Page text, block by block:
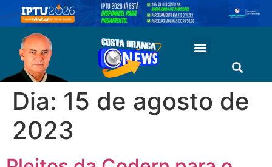
Dia: 15 de agosto de
2023